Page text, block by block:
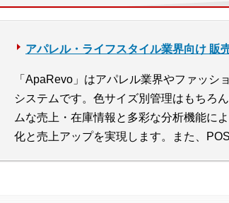
アパレル・ライフスタイル業界向け 販
「ApaRevo」はアパレル業界やファッ
システムです。色サイズ別管理はもちろ
ムな売上・在庫情報と多彩な分析機能に
化と売上アップを実現します。また、